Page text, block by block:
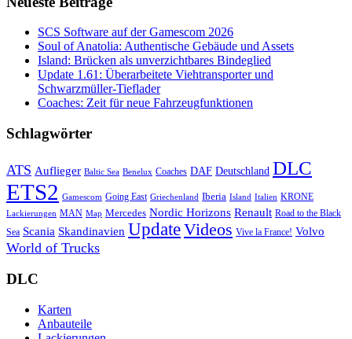
SCS Software auf der Gamescom 2026
Soul of Anatolia: Authentische Gebäude und Assets
Island: Brücken als unverzichtbares Bindeglied
Update 1.61: Überarbeitete Viehtransporter und
Schwarzmüller-Tieflader
Coaches: Zeit für neue Fahrzeugfunktionen
Schlagwörter
ATS Auflieger Baltic Sea Benelux Coaches DAF Deutschland DLC
ETS2 Gamescom Going East Griechenland Iberia Island Italien KRONE
Lackierungen MAN Map Mercedes Nordic Horizons Renault Road to the Black
Sea Scania Skandinavien UpdateVideos Vive la France! Volvo
World of Trucks
DLC
Karten
Anbauteile